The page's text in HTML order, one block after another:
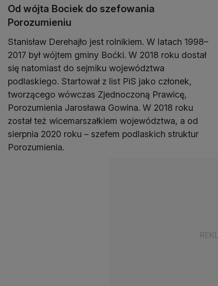
Od wójta Bociek do szefowania
Porozumieniu
Stanisław Derehajło jest rolnikiem. W latach 1998–
2017 był wójtem gminy Boćki. W 2018 roku dostał
się natomiast do sejmiku województwa
podlaskiego. Startował z list PiS jako członek,
tworzącego wówczas Zjednoczoną Prawicę,
Porozumienia Jarosława Gowina. W 2018 roku
został też wicemarszałkiem województwa, a od
sierpnia 2020 roku – szefem podlaskich struktur
Porozumienia.